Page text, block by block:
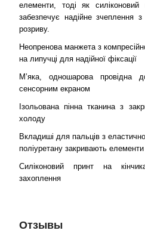
елементи, тоді як силіконовий
забезпечує надійне
розриву.
Неопренова манжета з
на липучці для надійної фіксації
М’яка, одношарова провідна
сенсорним екраном
Ізольована пінна тканина з
холоду
Вкладиші для пальців з
поліуретану закривають елементи
Силіконовий принт на
захоплення
Отзывы